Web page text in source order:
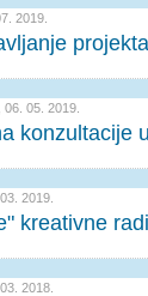
2019.
06. 05. 2019.
konzultacije
2019.
kreativne
2018.